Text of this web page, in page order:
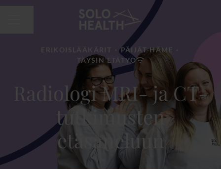
ERIKOISLÄÄKÄRIT · PÄIJÄT-HÄME ·
TÄYSIN ETÄTYÖ
Radiologi MRI- ja CT-
tutkimusten
etäsaneluun